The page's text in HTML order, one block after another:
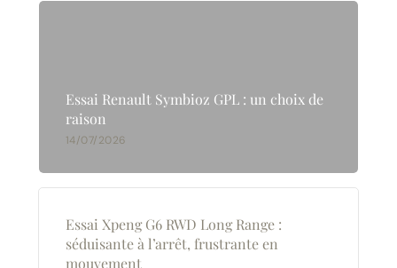
Essai Renault Symbioz GPL : un choix de
raison
14/07/2026
Essai Xpeng G6 RWD Long Range :
séduisante à l’arrêt, frustrante en
mouvement